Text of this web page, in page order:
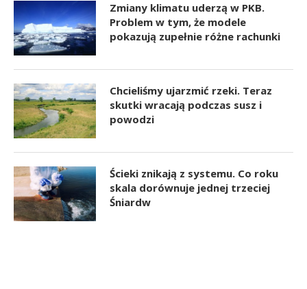
Zmiany klimatu uderzą w PKB.
Problem w tym, że modele
pokazują zupełnie różne rachunki
Chcieliśmy ujarzmić rzeki. Teraz
skutki wracają podczas susz i
powodzi
Ścieki znikają z systemu. Co roku
skala dorównuje jednej trzeciej
Śniardw